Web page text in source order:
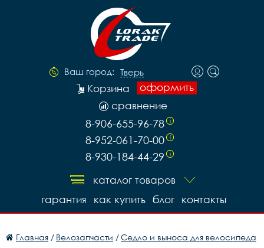
Ваш город: Тверь
оформить
Корзина
сравнение
8-906-655-96-78 i
8-952-061-70-00 i
8-930-184-44-29 i
каталог товаров
контакты
блог
как купить
гарантия
Главная / Велозапчасти /Седло и выноса для велосипеда